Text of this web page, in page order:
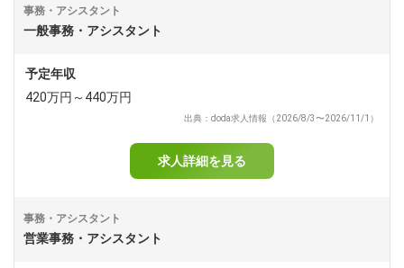
自動案内は24時間365日対応
転職の「モヤモヤ」、一人で悩まず
気軽に相談してみませんか？
今の仕事を続けるべき？
サイトマップ
事務・アシスタント
一般事務・アシスタント
予定年収
420万円～440万円
出典：doda求人情報（2026/8/3〜2026/11/1）
求人詳細を見る
事務・アシスタント
営業事務・アシスタント